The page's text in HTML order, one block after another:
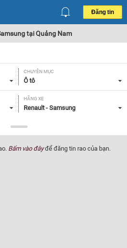
Đăng tin
tại Quảng Nam
CHUYÊN MỤC
Ô tô
HÃNG XE
Renault - Samsung
NĂM SẢN XUẤT
Tất cả
XUẤT XỨ
Bấm vào đâyđể đăng tin rao của bạn.